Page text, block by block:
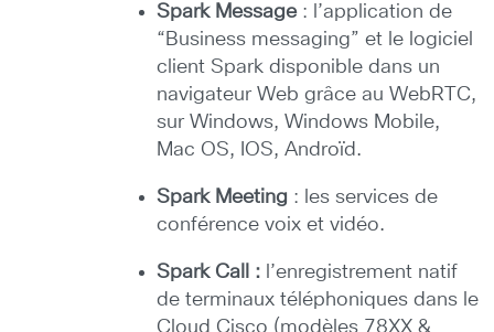
Spark Message: l’application de
“Business messaging” et le logiciel
client Spark disponible dans un
navigateur Web grâce au WebRTC,
sur Windows, Windows Mobile,
Mac OS, IOS, Androïd.
Spark Meeting : les services de
conférence voix et vidéo.
Spark Call : l’enregistrement natif
de terminaux téléphoniques dans le